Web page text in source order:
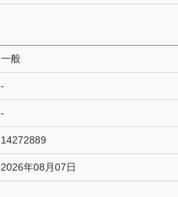
一般
-
-
14272889
2026年08月07日